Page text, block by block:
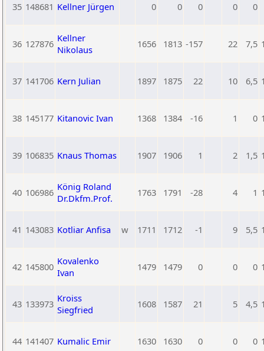
35 148681 Kellner Jürgen 0 0 0 0 0
36 127876 Kellner
Nikolaus
1656 1813 -157 22 7,5
37 141706 Kern Julian 1897 1875 22 10 6,5
38 145177 Kitanovic Ivan 1368 1384 -16 1 0
39 106835 Knaus Thomas 1907 1906 1 2 1,5
40 106986 König Roland
Dr.Dkfm.Prof.
1763 1791 -28 4 1
41 143083 Kotliar Anfisa w 1711 1712 -1 9 5,5
42 145800 Kovalenko
Ivan
1479 1479 0 0 0
43 133973 Kroiss
Siegfried
1608 1587 21 5 4,5
44 141407 Kumalic Emir 1630 1630 0 0 0